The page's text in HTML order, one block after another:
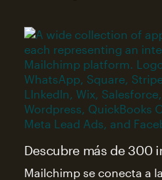
Descubre más de 300
Mailchimp se conecta a